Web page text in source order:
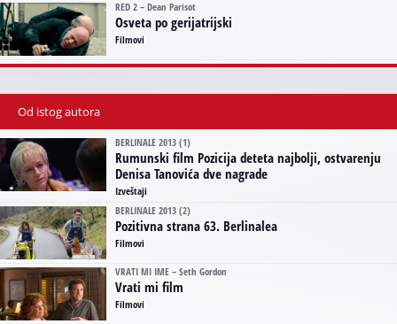
RED 2 – Dean Parisot
Osveta po gerijatrijski
Filmovi
Od istog autora
BERLINALE 2013 (1)
Rumunski film Pozicija deteta najbolji, ostvarenju
Denisa Tanovića dve nagrade
Izveštaji
BERLINALE 2013 (2)
Pozitivna strana 63. Berlinalea
Filmovi
VRATI MI IME – Seth Gordon
Vrati mi film
Filmovi